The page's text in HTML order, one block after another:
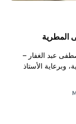
المطرية
عبد الغفار –
وبرعاية الأستاذ